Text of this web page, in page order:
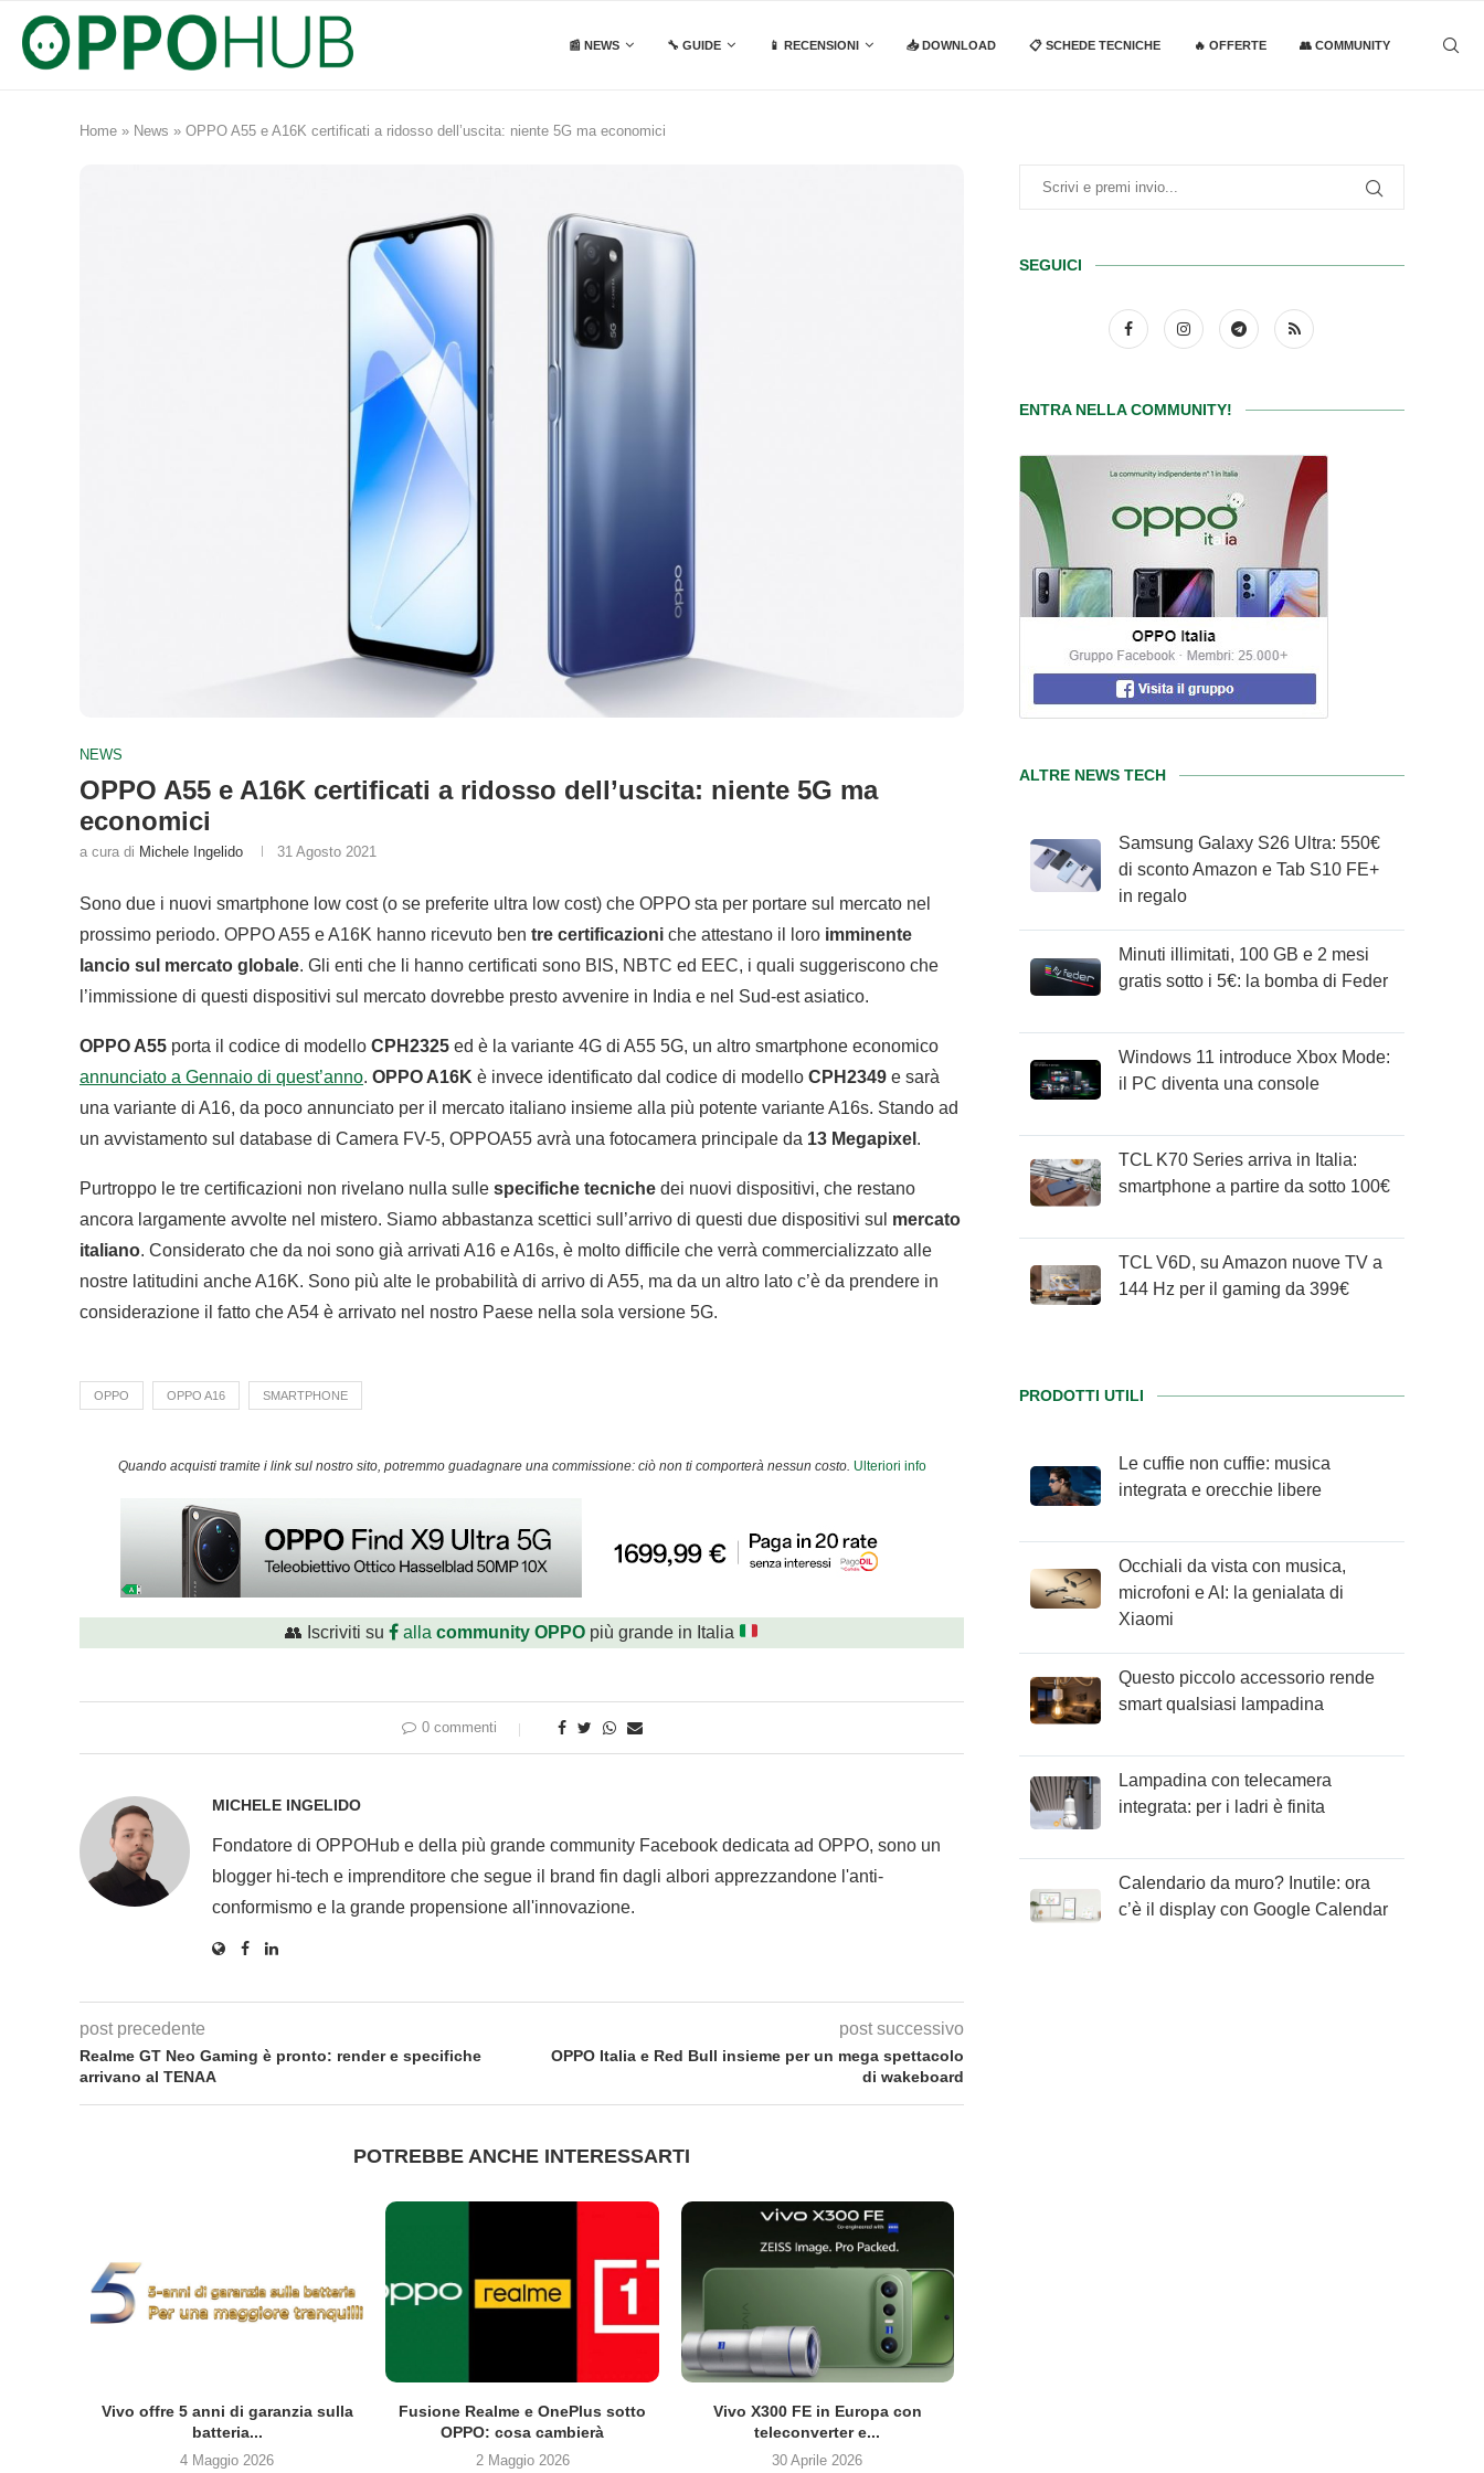
📰 NEWS 🔧 GUIDE 📱 RECENSIONI 📥 DOWNLOAD 📋 SCHEDE TECNICHE 🔥 OFFERTE 👥 COMMUNITY
Home » News » OPPO A55 e A16K certificati a ridosso dell’uscita: niente 5G ma economici
NEWS
OPPO A55 e A16K certificati a ridosso dell’uscita: niente 5G ma
economici
a cura di Michele Ingelido 31 Agosto 2021
Sono due i nuovi smartphone low cost (o se preferite ultra low cost) che OPPO sta per portare sul mercato nel
prossimo periodo. OPPO A55 e A16K hanno ricevuto ben tre certificazioni che attestano il loro imminente
lancio sul mercato globale. Gli enti che li hanno certificati sono BIS, NBTC ed EEC, i quali suggeriscono che
l’immissione di questi dispositivi sul mercato dovrebbe presto avvenire in India e nel Sud-est asiatico.
OPPO A55 porta il codice di modello CPH2325 ed è la variante 4G di A55 5G, un altro smartphone economico
annunciato a Gennaio di quest’anno. OPPO A16K è invece identificato dal codice di modello CPH2349 e sarà
una variante di A16, da poco annunciato per il mercato italiano insieme alla più potente variante A16s. Stando ad
un avvistamento sul database di Camera FV-5, OPPOA55 avrà una fotocamera principale da 13 Megapixel .
Purtroppo le tre certificazioni non rivelano nulla sulle specifiche tecniche dei nuovi dispositivi, che restano
ancora largamente avvolte nel mistero. Siamo abbastanza scettici sull’arrivo di questi due dispositivi sul mercato
italiano. Considerato che da noi sono già arrivati A16 e A16s, è molto difficile che verrà commercializzato alle
nostre latitudini anche A16K. Sono più alte le probabilità di arrivo di A55, ma da un altro lato c’è da prendere in
considerazione il fatto che A54 è arrivato nel nostro Paese nella sola versione 5G.
OPPO OPPO A16 SMARTPHONE
Quando acquisti tramite i link sul nostro sito, potremmo guadagnare una commissione: ciò non ti comporterà nessun costo. Ulteriori info
👥 Iscriviti su allacommunity OPPO più grande in Italia
0 commenti
MICHELE INGELIDO
Fondatore di OPPOHub e della più grande community Facebook dedicata ad OPPO, sono un
blogger hi-tech e imprenditore che segue il brand fin dagli albori apprezzandone l'anti-
conformismo e la grande propensione all'innovazione.
post precedente
Realme GT Neo Gaming è pronto: render e specifiche
arrivano al TENAA
post successivo
OPPO Italia e Red Bull insieme per un mega spettacolo
di wakeboard
POTREBBE ANCHE INTERESSARTI
Vivo offre 5 anni di garanzia sulla
batteria...
4 Maggio 2026
Fusione Realme e OnePlus sotto
OPPO: cosa cambierà
2 Maggio 2026
Vivo X300 FE in Europa con
teleconverter e...
30 Aprile 2026
SEGUICI
ENTRA NELLA COMMUNITY!
ALTRE NEWS TECH
Samsung Galaxy S26 Ultra: 550€
di sconto Amazon e Tab S10 FE+
in regalo
Minuti illimitati, 100 GB e 2 mesi
gratis sotto i 5€: la bomba di Feder
Windows 11 introduce Xbox Mode:
il PC diventa una console
TCL K70 Series arriva in Italia:
smartphone a partire da sotto 100€
TCL V6D, su Amazon nuove TV a
144 Hz per il gaming da 399€
PRODOTTI UTILI
Le cuffie non cuffie: musica
integrata e orecchie libere
Occhiali da vista con musica,
microfoni e AI: la genialata di
Xiaomi
Questo piccolo accessorio rende
smart qualsiasi lampadina
Lampadina con telecamera
integrata: per i ladri è finita
Calendario da muro? Inutile: ora
c’è il display con Google Calendar